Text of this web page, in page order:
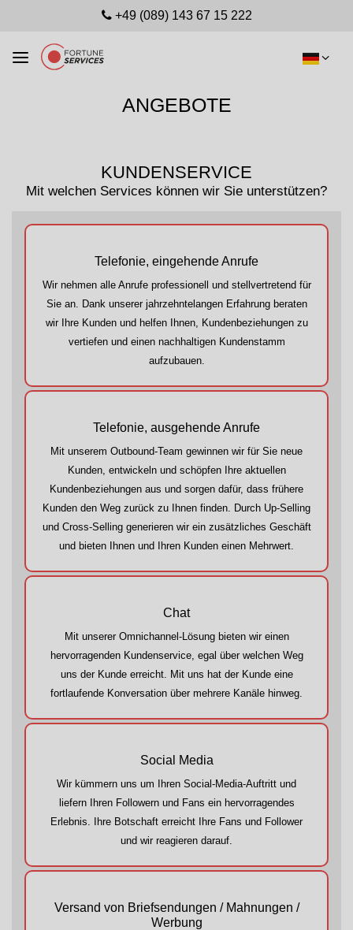
+49 (089) 143 67 15 222
ANGEBOTE
KUNDENSERVICE
Mit welchen Services können wir Sie unterstützen?
Telefonie, eingehende Anrufe
Wir nehmen alle Anrufe professionell und stellvertretend für
Sie an. Dank unserer jahrzehntelangen Erfahrung beraten
wir Ihre Kunden und helfen Ihnen, Kundenbeziehungen zu
vertiefen und einen nachhaltigen Kundenstamm
aufzubauen.
Telefonie, ausgehende Anrufe
Mit unserem Outbound-Team gewinnen wir für Sie neue
Kunden, entwickeln und schöpfen Ihre aktuellen
Kundenbeziehungen aus und sorgen dafür, dass frühere
Kunden den Weg zurück zu Ihnen finden. Durch Up-Selling
und Cross-Selling generieren wir ein zusätzliches Geschäft
und bieten Ihnen und Ihren Kunden einen Mehrwert.
Chat
Mit unserer Omnichannel-Lösung bieten wir einen
hervorragenden Kundenservice, egal über welchen Weg
uns der Kunde erreicht. Mit uns hat der Kunde eine
fortlaufende Konversation über mehrere Kanäle hinweg.
Social Media
Wir kümmern uns um Ihren Social-Media-Auftritt und
liefern Ihren Followern und Fans ein hervorragendes
Erlebnis. Ihre Botschaft erreicht Ihre Fans und Follower
und wir reagieren darauf.
Versand von Briefsendungen / Mahnungen /
Werbung